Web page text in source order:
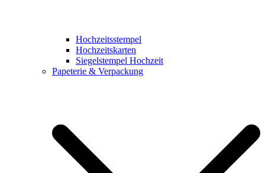
Hochzeitsstempel
Hochzeitskarten
Siegelstempel Hochzeit
Papeterie & Verpackung